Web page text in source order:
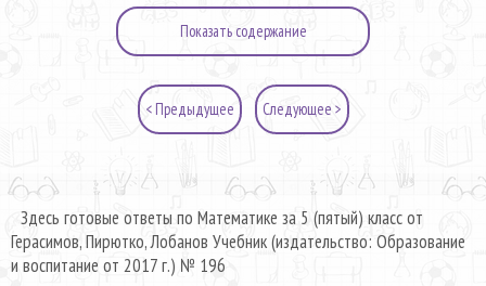
Показать содержание
< Предыдущее Следующее >
Здесь готовые ответы по Математике за 5 (пятый) класс от
Герасимов, Пирютко, Лобанов Учебник (издательство: Образование
и воспитание от 2017 г.) № 196